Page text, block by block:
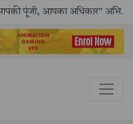
"आपकी पूंजी, आपका अधिकार" अभियान का भव्य शुभारंभ